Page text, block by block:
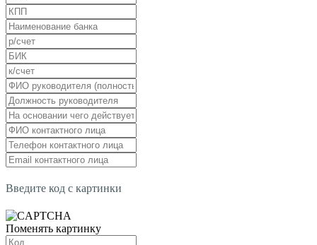
Введите код с картинки
Поменять картинку